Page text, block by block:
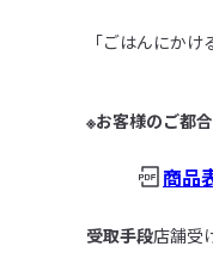
「ごはんにか
※お客様のご都
商品
受取手段店舗受